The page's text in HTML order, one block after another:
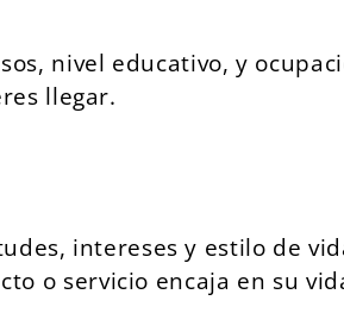
nivel educativo, y
llegar.
intereses y estilo de
o servicio encaja en su